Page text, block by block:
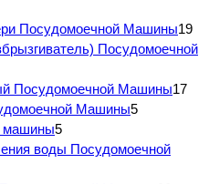
Посудомоечной Машины19
Посудомоечной
Посудомоечной Машины17
Машины5
машины5
воды Посудомоечной